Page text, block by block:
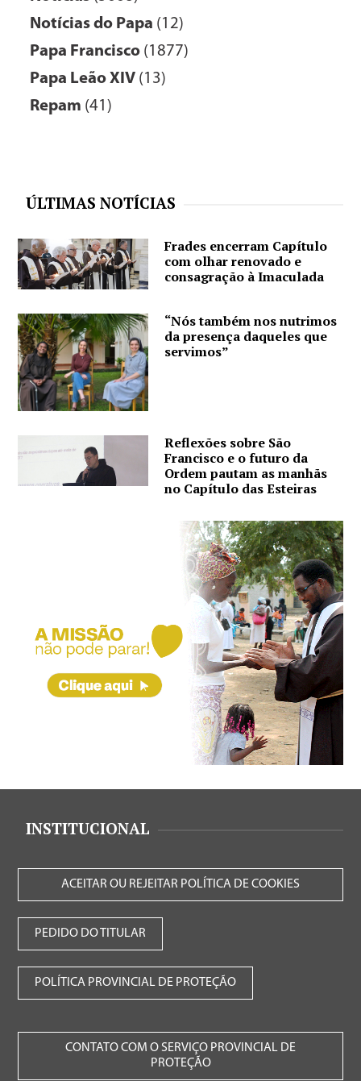
Notícias do Papa (12)
Papa Francisco (1877)
Papa Leão XIV (13)
Repam (41)
ÚLTIMAS NOTÍCIAS
Frades encerram Capítulo
com olhar renovado e
consagração à Imaculada
“Nós também nos nutrimos
da presença daqueles que
servimos”
Reflexões sobre São
Francisco e o futuro da
Ordem pautam as manhãs
no Capítulo das Esteiras
INSTITUCIONAL
ACEITAR OU REJEITAR POLÍTICA DE COOKIES
PEDIDO DO TITULAR
POLÍTICA PROVINCIAL DE PROTEÇÃO
CONTATO COM O SERVIÇO PROVINCIAL DE
PROTEÇÃO